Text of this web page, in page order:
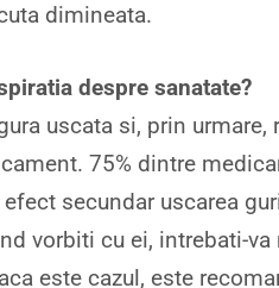
dimineata.
despre sanatate?
uscata si, prin
75% dintre
secundar uscarea
vorbiti cu ei, intrebati-
este cazul, este